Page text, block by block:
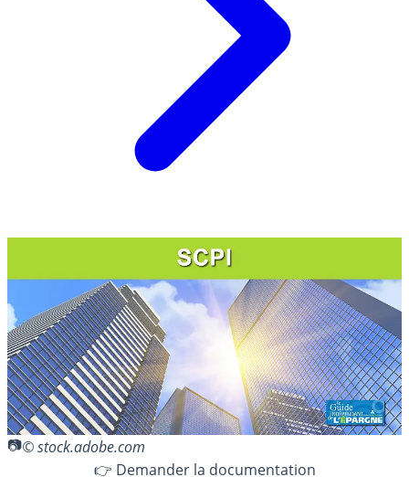
© stock.adobe.com
👉 Demander la documentation